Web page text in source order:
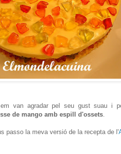
van agradar pel seu gust suau i
de mango amb espill d'ossets.
passo la meva versió de la recepta de l'